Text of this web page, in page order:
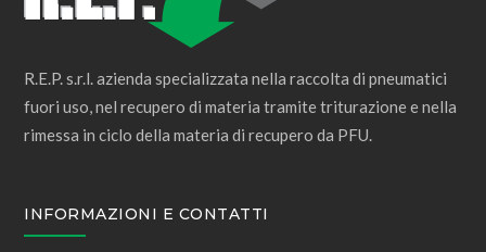
R.E.P. s.r.l. azienda specializzata nella raccolta di pneumatici
fuori uso, nel recupero di materia tramite triturazione e nella
rimessa in ciclo della materia di recupero da PFU.
INFORMAZIONI E CONTATTI